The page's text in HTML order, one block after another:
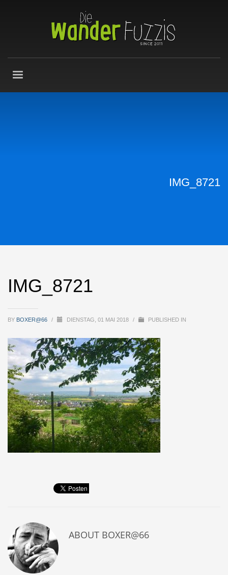
IMG_8721
IMG_8721
BY BOXER@66 / DIENSTAG, 01 MAI 2018 / PUBLISHED IN
ABOUT BOXER@66